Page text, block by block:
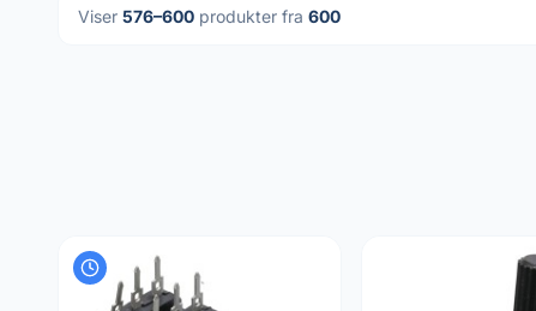
Viser 576–600 produkter fra 600